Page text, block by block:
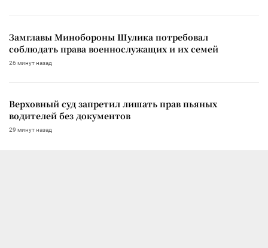
Замглавы Минобороны Шулика потребовал
соблюдать права военнослужащих и их семей
26 минут назад
Верховный суд запретил лишать прав пьяных
водителей без документов
29 минут назад